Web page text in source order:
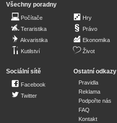
Všechny poradny
Počítače
Teraristika
Akvaristika
Kutilství
Hry
Právo
Ekonomika
Život
Sociální sítě
Facebook
Twitter
Ostatní odkazy
Pravidla
Reklama
Podpořte nás
FAQ
Kontakt